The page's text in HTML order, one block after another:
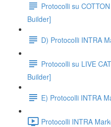
Protocolli su
Builder]
D) Protocolli INTRA
Protocolli su LIVE
Builder]
E) Protocolli INTRA
Protocolli INTRA